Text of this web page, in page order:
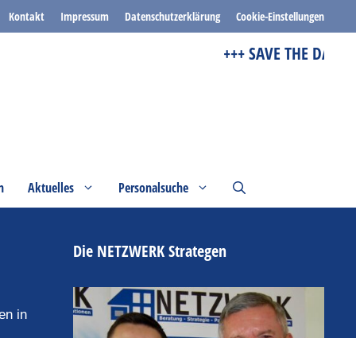
Kontakt Impressum Datenschutzerklärung Cookie-Einstellungen
+++ SAVE THE DATE +++
Aktuelles Personalsuche
in
Die NETZWERK Strategen